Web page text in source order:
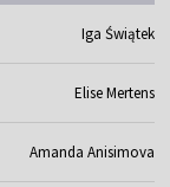
Iga Świątek
Elise Mertens
Amanda Anisimova